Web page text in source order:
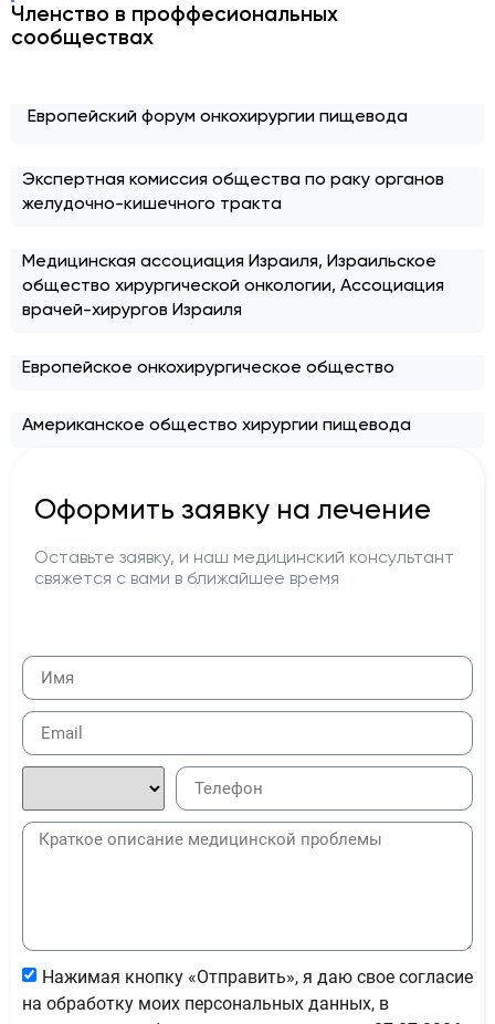
Членство в проффесиональных
сообществах
Европейский форум онкохирургии пищевода
Экспертная комиссия общества по раку органов
желудочно-кишечного тракта
Медицинская ассоциация Израиля, Израильское
общество хирургической онкологии, Ассоциация
врачей-хирургов Израиля
Европейское онкохирургическое общество
Американское общество хирургии пищевода
Оформить заявку на лечение
Оставьте заявку, и наш медицинский консультант
свяжется с вами в ближайшее время
Нажимая кнопку «Отправить», я даю свое согласие
на обработку моих персональных данных, в